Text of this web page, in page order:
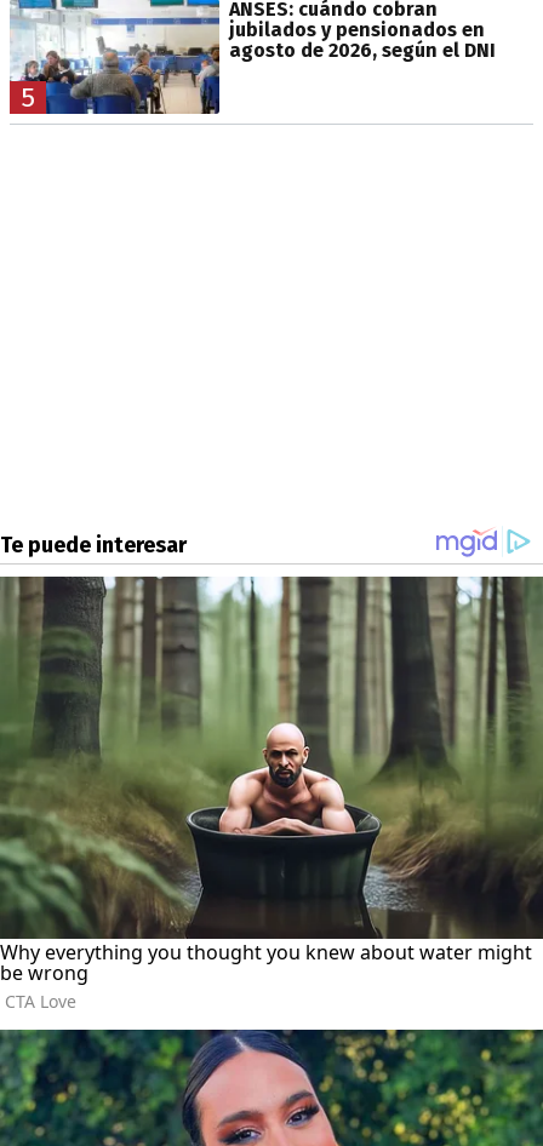
5
ANSES: cuándo cobran
jubilados y pensionados en
agosto de 2026, según el DNI